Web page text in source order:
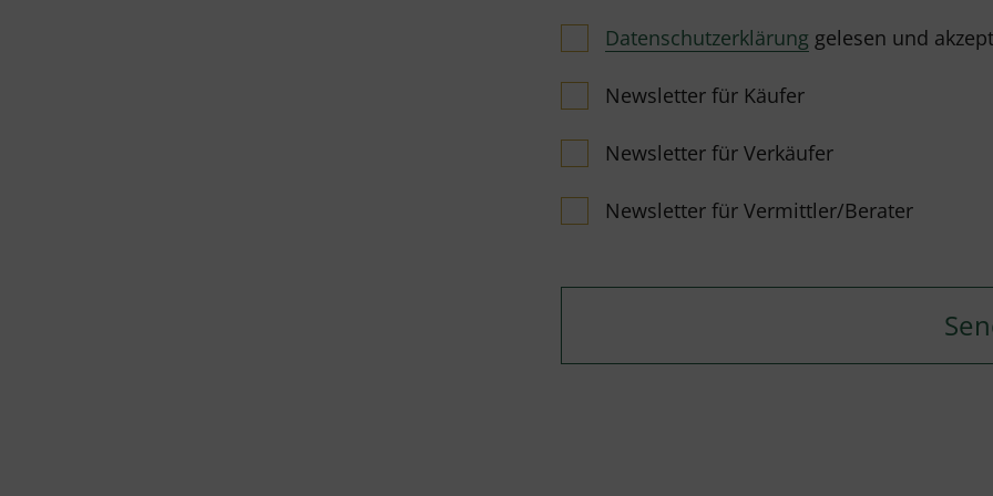
Datenschutzerklärung gelesen und
Newsletter für Käufer
Newsletter für Verkäufer
Newsletter für Vermittler/Berater